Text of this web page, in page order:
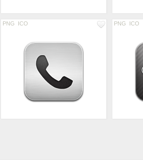
PNG ICO PNG ICO